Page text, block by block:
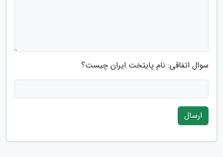
سوال اتفاقی: نام پایتخت ایران چیست؟
ارسال